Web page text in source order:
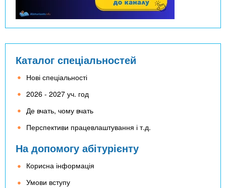
Каталог спеціальностей
Нові спеціальності
2026 - 2027 уч. год
Де вчать, чому вчать
Перспективи працевлаштування і т.д.
На допомогу абітурієнту
Корисна інформація
Умови вступу